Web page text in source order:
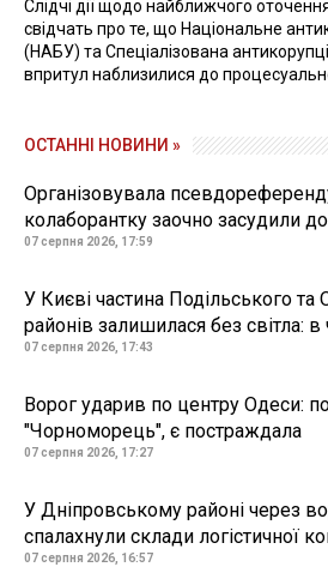
Слідчі дії щодо найближчого
свідчать про те, що Національне
(НАБУ) та Спеціалізована
впритул наблизилися до
ОСТАННІ НОВИНИ »
Організовувала
колаборантку заочно засудили
07 серпня 2026, 17:59
У Києві частина Подільського та
районів залишилася без світла:
07 серпня 2026, 17:43
Ворог ударив по центру Одеси:
"Чорноморець", є постраждала
07 серпня 2026, 17:27
У Дніпровському районі через
спалахнули склади логістичної
07 серпня 2026, 16:57